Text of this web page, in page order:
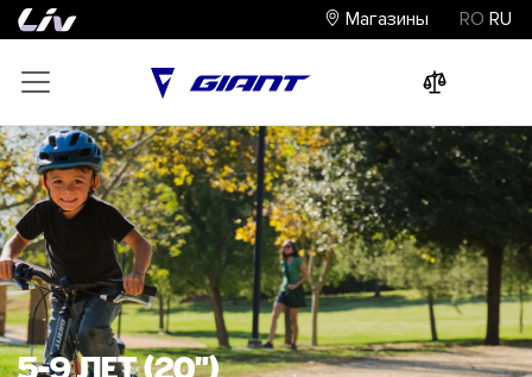
Магазины RO RU
5-9 лет (20")